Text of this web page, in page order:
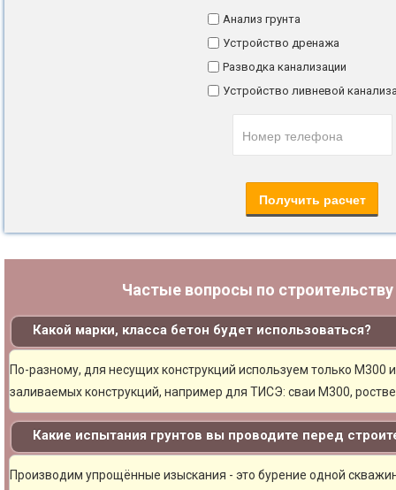
Анализ грунта
Устройство дренажа
Разводка канализации
Устройство ливневой
Частые вопросы по
Какой марки, класса бетон будет использоваться?
По-разному, для несущих конструкций используем только М300
заливаемых конструкций, например для ТИСЭ: сваи М300,
Какие испытания грунтов вы проводите перед
Производим упрощённые изыскания - это бурение одной